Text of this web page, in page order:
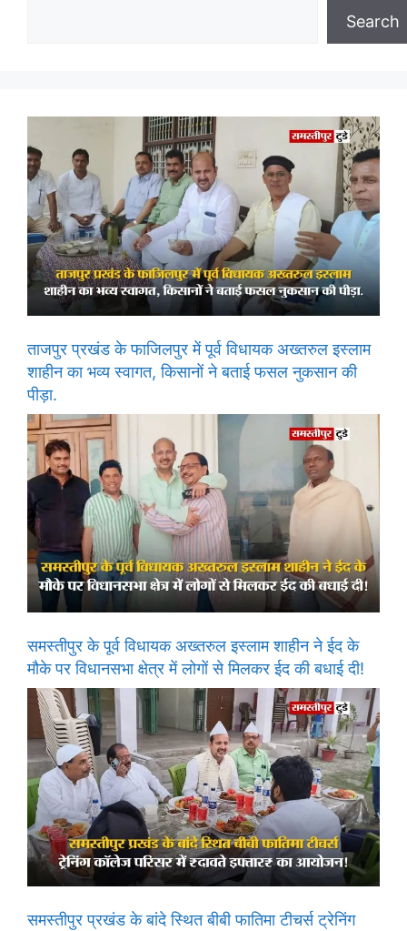
Search
ताजपुर प्रखंड के फाजिलपुर में पूर्व विधायक अख्तरुल इस्लाम
शाहीन का भव्य स्वागत, किसानों ने बताई फसल नुकसान की
पीड़ा.
समस्तीपुर के पूर्व विधायक अख्तरुल इस्लाम शाहीन ने ईद के
मौके पर विधानसभा क्षेत्र में लोगों से मिलकर ईद की बधाई दी!
समस्तीपुर प्रखंड के बांदे स्थित बीबी फातिमा टीचर्स ट्रेनिंग